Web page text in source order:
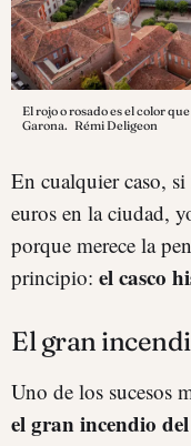
El rojo o rosado es el color
Garona. Rémi Deligeon
En cualquier caso,
euros en la ciudad,
porque merece la
principio: el casco
El gran
Uno de los sucesos
el gran incendio